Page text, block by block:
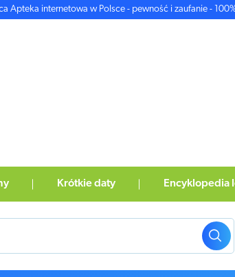
Apteka internetowa w Polsce - pewność i zaufanie -
Krótkie daty Encyklopedia